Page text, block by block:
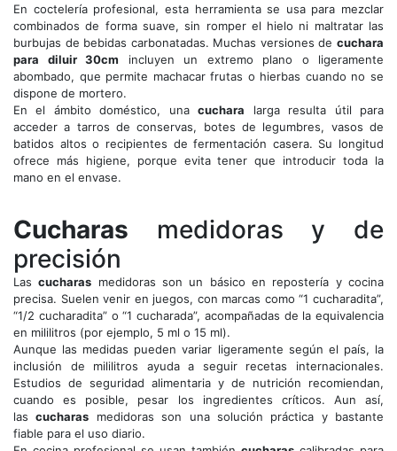
En coctelería profesional, esta herramienta se usa para mezclar
combinados de forma suave, sin romper el hielo ni maltratar las
burbujas de bebidas carbonatadas. Muchas versiones de cuchara
para diluir 30cm incluyen un extremo plano o ligeramente
abombado, que permite machacar frutas o hierbas cuando no se
dispone de mortero.
En el ámbito doméstico, unacuchara larga resulta útil para
acceder a tarros de conservas, botes de legumbres, vasos de
batidos altos o recipientes de fermentación casera. Su longitud
ofrece más higiene, porque evita tener que introducir toda la
mano en el envase.
Cucharas medidoras y de
precisión
Lascucharas medidoras son un básico en repostería y cocina
precisa. Suelen venir en juegos, con marcas como “1 cucharadita”,
“1/2 cucharadita” o “1 cucharada”, acompañadas de la equivalencia
en mililitros (por ejemplo, 5 ml o 15 ml).
Aunque las medidas pueden variar ligeramente según el país, la
inclusión de mililitros ayuda a seguir recetas internacionales.
Estudios de seguridad alimentaria y de nutrición recomiendan,
cuando es posible, pesar los ingredientes críticos. Aun así,
lascucharas medidoras son una solución práctica y bastante
fiable para el uso diario.